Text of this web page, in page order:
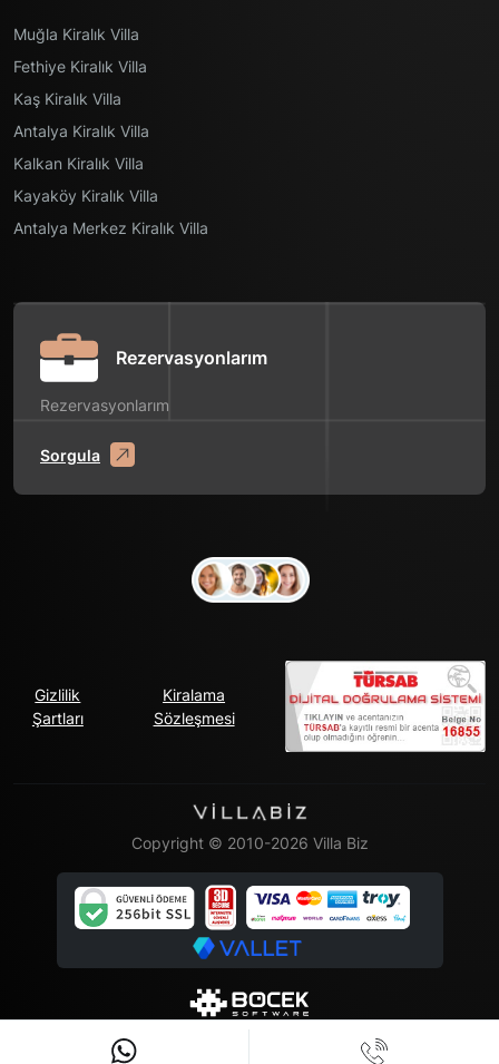
Muğla Kiralık Villa
Fethiye Kiralık Villa
Kaş Kiralık Villa
Antalya Kiralık Villa
Kalkan Kiralık Villa
Kayaköy Kiralık Villa
Antalya Merkez Kiralık Villa
Rezervasyonlarım
Rezervasyonlarım
Sorgula
Gizlilik
Şartları
Kiralama
Sözleşmesi
Copyright © 2010-2026 Villa Biz